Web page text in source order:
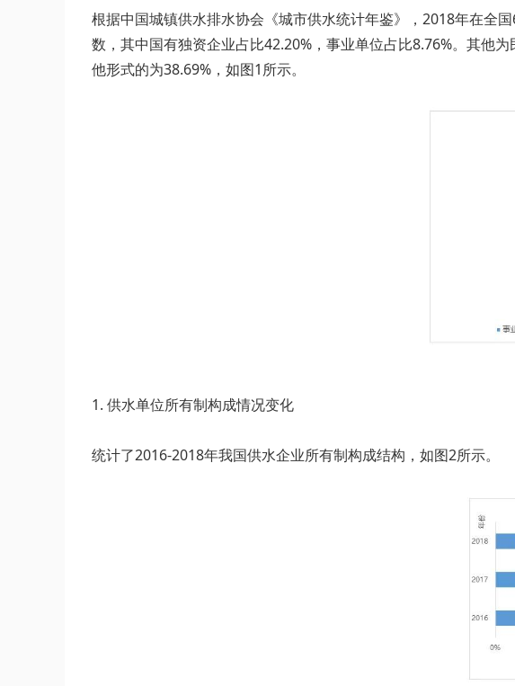
根据中国城镇供水排水协会《城市供水统计年鉴》，2018年在全
数，其中国有独资企业占比42.20%，事业单位占比8.76%。其他
他形式的为38.69%，如图1所示。
1. 供水单位所有制构成情况变化
统计了2016-2018年我国供水企业所有制构成结构，如图2所示。